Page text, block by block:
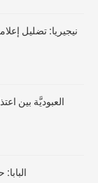
نيجيريا: تضليل
العبوديَّة بين